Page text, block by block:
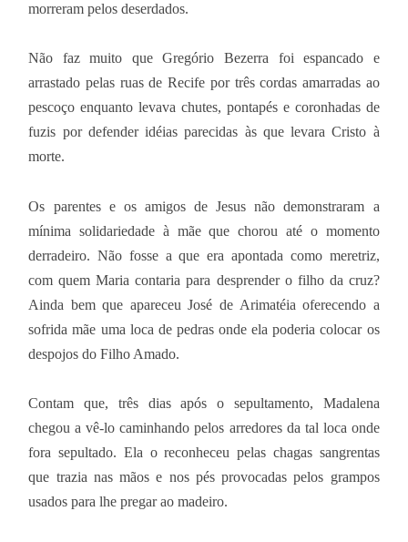
morreram pelos deserdados.
Não faz muito que Gregório Bezerra foi espancado e
arrastado pelas ruas de Recife por três cordas amarradas ao
pescoço enquanto levava chutes, pontapés e coronhadas de
fuzis por defender idéias parecidas às que levara Cristo à
morte.
Os parentes e os amigos de Jesus não demonstraram a
mínima solidariedade à mãe que chorou até o momento
derradeiro. Não fosse a que era apontada como meretriz,
com quem Maria contaria para desprender o filho da cruz?
Ainda bem que apareceu José de Arimatéia oferecendo a
sofrida mãe uma loca de pedras onde ela poderia colocar os
despojos do Filho Amado.
Contam que, três dias após o sepultamento, Madalena
chegou a vê-lo caminhando pelos arredores da tal loca onde
fora sepultado. Ela o reconheceu pelas chagas sangrentas
que trazia nas mãos e nos pés provocadas pelos grampos
usados para lhe pregar ao madeiro.